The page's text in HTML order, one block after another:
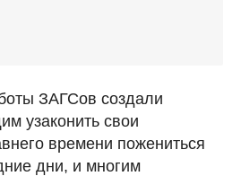
ЗАГСов создали
узаконить свои
времени пожениться
дни, и многим